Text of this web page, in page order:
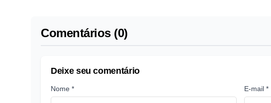
Comentários (0)
Deixe seu comentário
Nome * E-mail *